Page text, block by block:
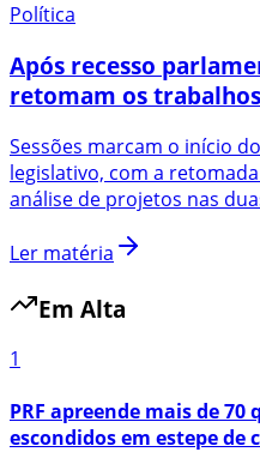
Política
Após recesso
retomam os trabalhos
Sessões marcam o início
legislativo, com a
análise de projetos nas
Ler matéria
Em Alta
1
PRF apreende mais de
escondidos em estepe de